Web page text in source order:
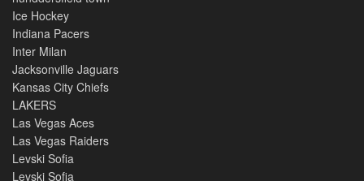
Ice Hockey
Indiana Pacers
Inter Milan
Jacksonville Jaguars
Kansas City Chiefs
LAKERS
Las Vegas Aces
Las Vegas Raiders
Levski Sofia
Levski Sofia